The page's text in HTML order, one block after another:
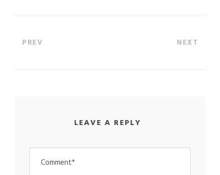
PREV NEXT
LEAVE A REPLY